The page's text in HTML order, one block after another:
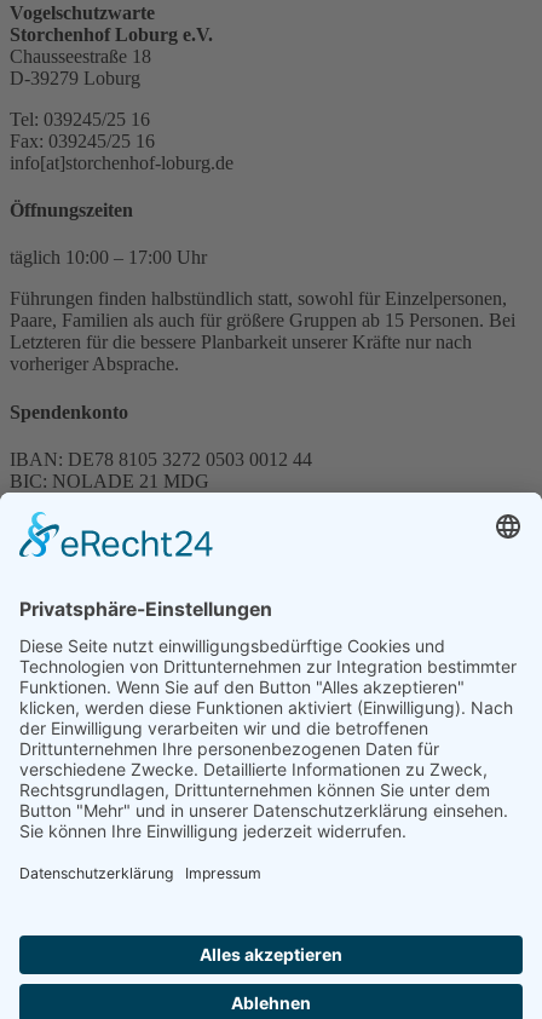
Vogelschutzwarte
Storchenhof Loburg e.V.
Chausseestraße 18
D-39279 Loburg
Tel: 039245/25 16
Fax: 039245/25 16
info[at]storchenhof-loburg.de
Öffnungszeiten
täglich 10:00 – 17:00 Uhr
Führungen finden halbstündlich statt, sowohl für Einzelpersonen,
Paare, Familien als auch für größere Gruppen ab 15 Personen. Bei
Letzteren für die bessere Planbarkeit unserer Kräfte nur nach
vorheriger Absprache.
Spendenkonto
IBAN: DE78 8105 3272 0503 0012 44
BIC: NOLADE 21 MDG
Spenden können steuerlich abgesetzt werden
Förderung
© 1987 – 2025
Storchenhof Loburg e.V.
Alle Rechte vorbehalten.
Cookie-Einstellungen
Navigation überspringen
Impressum
Haftungsausschluss
Facebook